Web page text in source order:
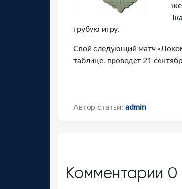
грубую игру.
Свой следующий матч
таблице, проведет 21
Автор статьи: admin
Комментарии 0